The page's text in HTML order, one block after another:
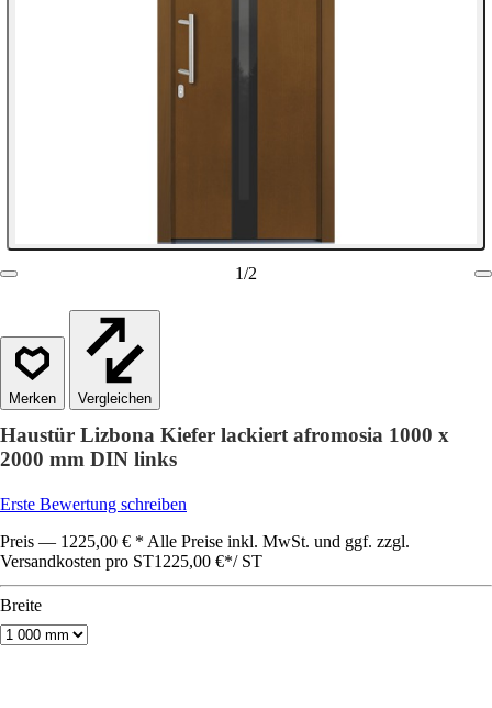
1/2
Vergleichen
Haustür Lizbona Kiefer lackiert afromosia 1000 x
2000 mm DIN links
Erste Bewertung schreiben
Preis — 1225,00 € * Alle Preise inkl. MwSt. und ggf. zzgl.
Versandkosten pro ST1225,00 €*/ ST
Breite